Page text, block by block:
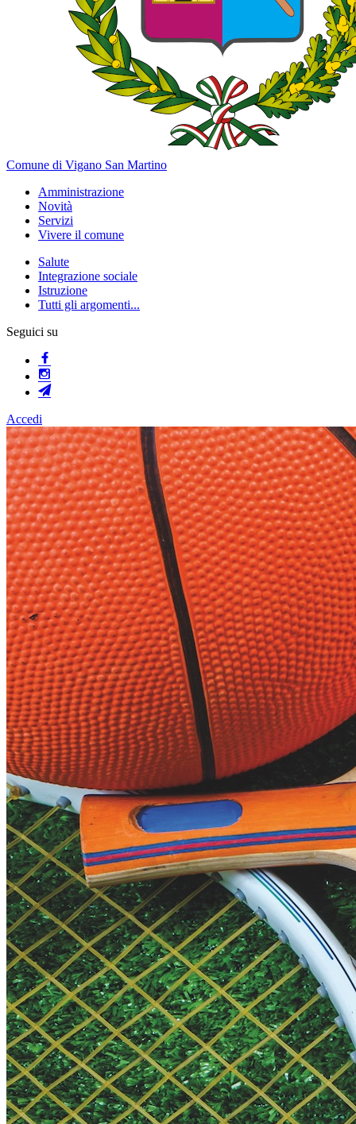
Comune di Vigano San Martino
Amministrazione
Novità
Servizi
Vivere il comune
Salute
Integrazione sociale
Istruzione
Tutti gli argomenti...
Seguici su
Accedi